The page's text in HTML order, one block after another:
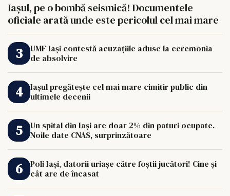
Iașul, pe o bombă seismică! Documentele
oficiale arată unde este pericolul cel mai mare
UMF Iași contestă acuzațiile aduse la ceremonia
de absolvire
Iașul pregătește cel mai mare cimitir public din
ultimele decenii
Un spital din Iași are doar 2% din paturi ocupate.
Noile date CNAS, surprinzătoare
Poli Iași, datorii uriașe către foștii jucători! Cine și
cât are de încasat